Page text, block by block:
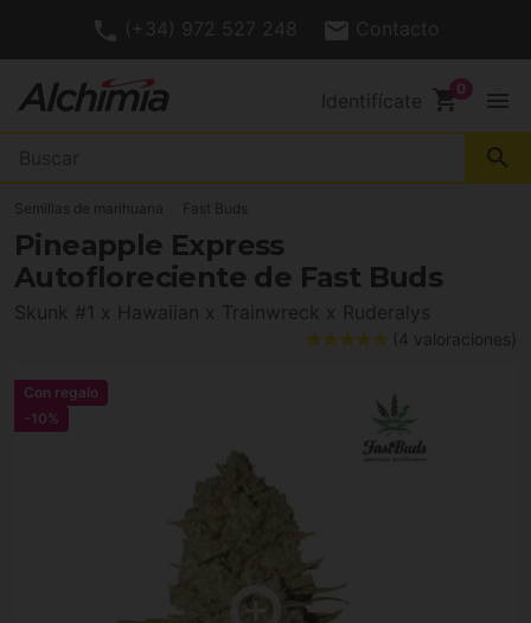
(+34) 972 527 248 Contacto
Identifícate shopping_cart menu
search
Semillas de marihuana Fast Buds
Pineapple Express
Autofloreciente de Fast Buds
Skunk #1 x Hawaiian x Trainwreck x Ruderalys
(4 valoraciones)
Con regalo
-10%